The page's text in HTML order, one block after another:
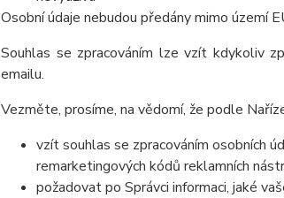
Osobní údaje nebudou předány mimo území
Souhlas se zpracováním lze vzít kdykoliv
emailu.
Vezměte, prosíme, na vědomí, že podle
vzít souhlas se zpracováním osobních
remarketingových kódů reklamních
požadovat po Správci informaci, jaké